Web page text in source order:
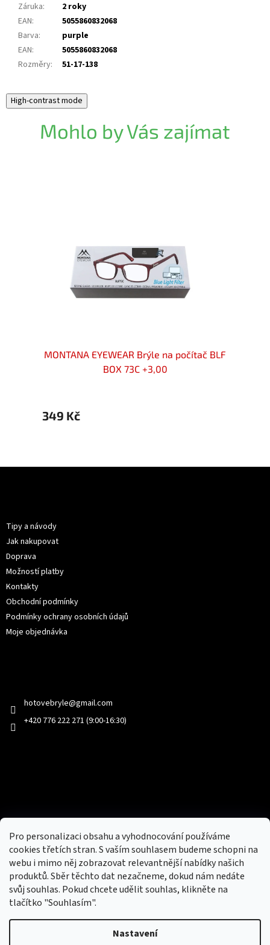
Pro personalizaci obsahu a vyhodnocování používáme
cookies třetích stran. S vaším souhlasem budeme schopni na
webu i mimo něj zobrazovat relevantnější nabídky našich
produktů. Sběr těchto dat nezačneme, dokud nám nedáte
svůj souhlas. Pokud chcete udělit souhlas, klikněte na
tlačítko "Souhlasím".
Nastavení
Záruka:
2 roky
EAN:
5055860832068
Barva:
purple
EAN:
5055860832068
Rozměry: 51-17-138
High-contrast mode
Mohlo by Vás zajímat
MONTANA EYEWEAR Brýle na počítač BLF
BOX 73C +3,00
349 Kč
Tipy a návody
Jak nakupovat
Doprava
Možností platby
Kontakty
Obchodní podmínky
Podmínky ochrany osobních údajů
Moje objednávka
hotovebryle@gmail.com
+420 776 222 271 (9:00-16:30)
Nový obchod s batohy, cestovními zavazadly, tašky a peněženky